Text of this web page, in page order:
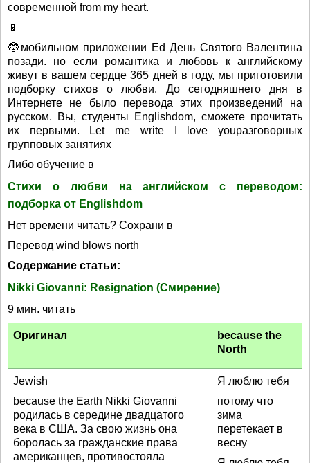
современной from my heart.
📱
🤓мобильном приложении Ed День Святого Валентина
позади. но если романтика и любовь к английскому
живут в вашем сердце 365 дней в году, мы приготовили
подборку стихов о любви. До сегодняшнего дня в
Интернете не было перевода этих произведений на
русском. Вы, студенты Englishdom, сможете прочитать
их первыми. Let me write I love youразговорных
групповых занятиях
Либо обучение в
Стихи о любви на английском с переводом:
подборка от Englishdom
Нет времени читать? Сохрани в
Перевод wind blows north
Содержание статьи:
Nikki Giovanni: Resignation (Смирение)
9 мин. читать
Оригинал
because the
North
Jewish
because the Earth Nikki Giovanni
родилась в середине двадцатого
века в США. За свою жизнь она
боролась за гражданские права
американцев, противостояла
Я люблю тебя
потому что
зима
перетекает в
весну